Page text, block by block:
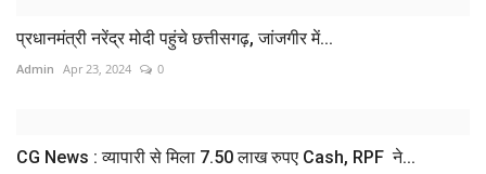
प्रधानमंत्री नरेंद्र मोदी पहुंचे छत्तीसगढ़, जांजगीर में...
Admin Apr 23, 2024 0
CG News : व्यापारी से मिला 7.50 लाख रुपए Cash, RPF ने...